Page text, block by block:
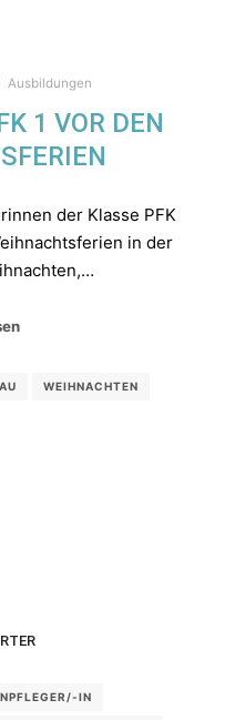
Ausbildungen
1 VOR DEN
der Klasse PFK
in der
WEIHNACHTEN
IN